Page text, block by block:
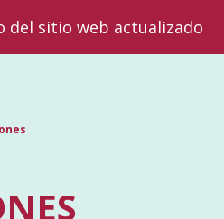
del sitio web actualizado